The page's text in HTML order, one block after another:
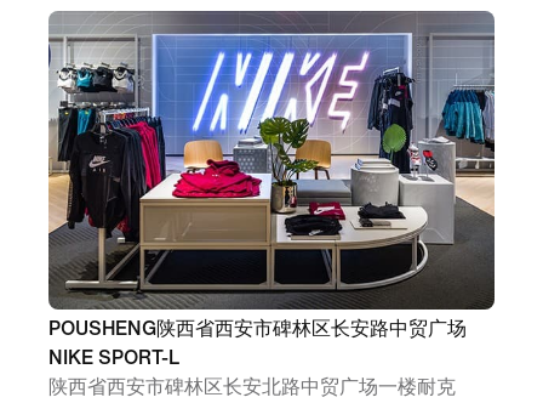
POUSHENG陕西省西安市碑林区长安路中贸广场
NIKE SPORT-L
陕西省西安市碑林区长安北路中贸广场一楼耐克